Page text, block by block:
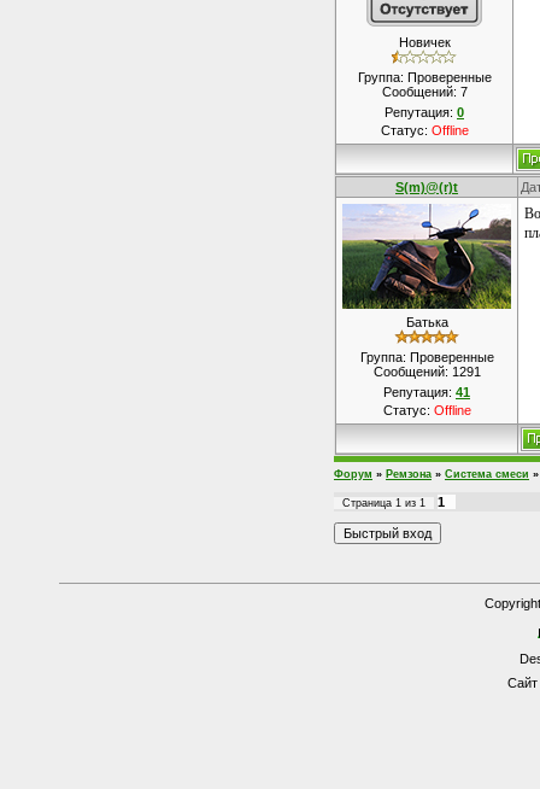
Новичек
Группа: Проверенные
Сообщений: 7
Репутация: 0
Статус: Offline
S(m)@(r)t
Батька
Группа: Проверенные
Сообщений: 1291
Репутация: 41
Статус: Offline
Форум » Ремзона » Система смеси »
Страница 1 из 1 1
Сайт